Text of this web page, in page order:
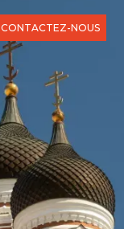
CONTACTEZ-NOUS